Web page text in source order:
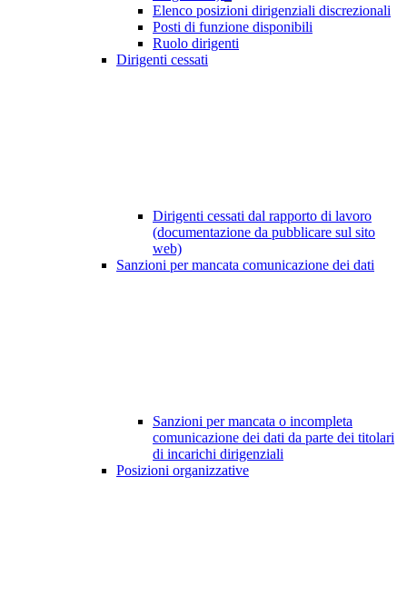
Elenco posizioni dirigenziali discrezionali
Posti di funzione disponibili
Ruolo dirigenti
Dirigenti cessati
Dirigenti cessati dal rapporto di lavoro
(documentazione da pubblicare sul sito
web)
Sanzioni per mancata comunicazione dei dati
Sanzioni per mancata o incompleta
comunicazione dei dati da parte dei titolari
di incarichi dirigenziali
Posizioni organizzative